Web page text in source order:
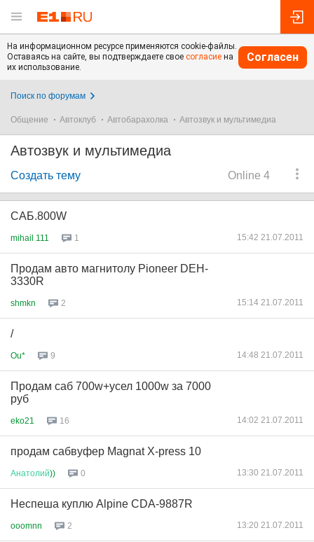
На информационном ресурсе применяются cookie-файлы.
Оставаясь на сайте, вы подтверждаете свое согласие на
их использование.
Согласен
Поиск по форумам
Общение Автоклуб Автобарахолка Автозвук и мультимедиа
Автозвук и мультимедиа
Online 4
Создать тему
САБ.800W
mihail 111 1 15:42 21.07.2011
Продам авто магнитолу Pioneer DEH-
3330R
shmkn 2 15:14 21.07.2011
/
Ou* 9 14:48 21.07.2011
Продам саб 700w+усел 1000w за 7000
руб
eko21 16 14:02 21.07.2011
продам сабвуфер Magnat X-press 10
Анатолий)) 0 13:30 21.07.2011
Неспеша куплю Alpine CDA-9887R
ooomnn 2 13:20 21.07.2011